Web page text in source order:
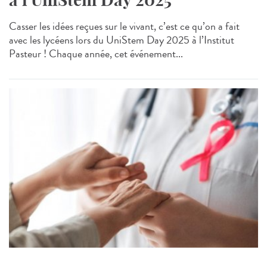
Casser les idées reçues sur le vivant, c’est ce qu’on a fait
avec les lycéens lors du UniStem Day 2025 à l’Institut
Pasteur ! Chaque année, cet événement...